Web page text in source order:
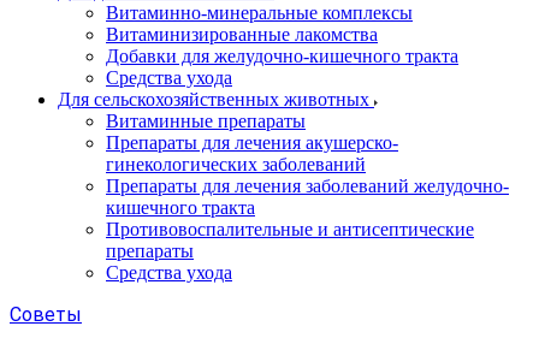
Витаминно-минеральные комплексы
Витаминизированные лакомства
Добавки для желудочно-кишечного тракта
Средства ухода
Для сельскохозяйственных животных
Витаминные препараты
Препараты для лечения акушерско-
гинекологических заболеваний
Препараты для лечения заболеваний желудочно-
кишечного тракта
Противовоспалительные и антисептические
препараты
Средства ухода
Советы